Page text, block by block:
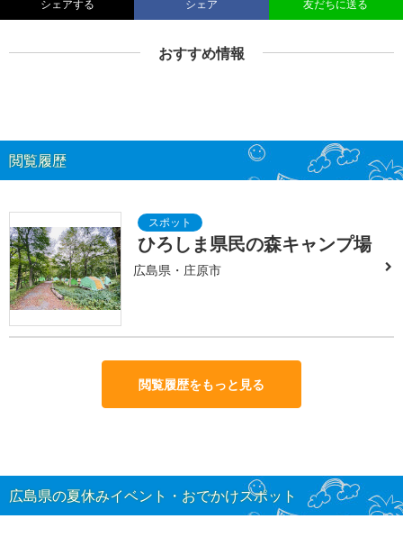
シェアする シェア 友だちに送る
おすすめ情報
閲覧履歴
ひろしま県民の森キャンプ場
広島県・庄原市
閲覧履歴をもっと見る
広島県の夏休みイベント・おでかけスポット